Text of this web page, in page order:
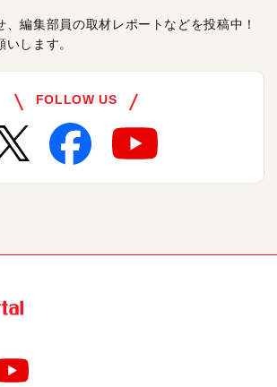
、編集部員の取材レポートなどを投稿中！
します。
FOLLOW US